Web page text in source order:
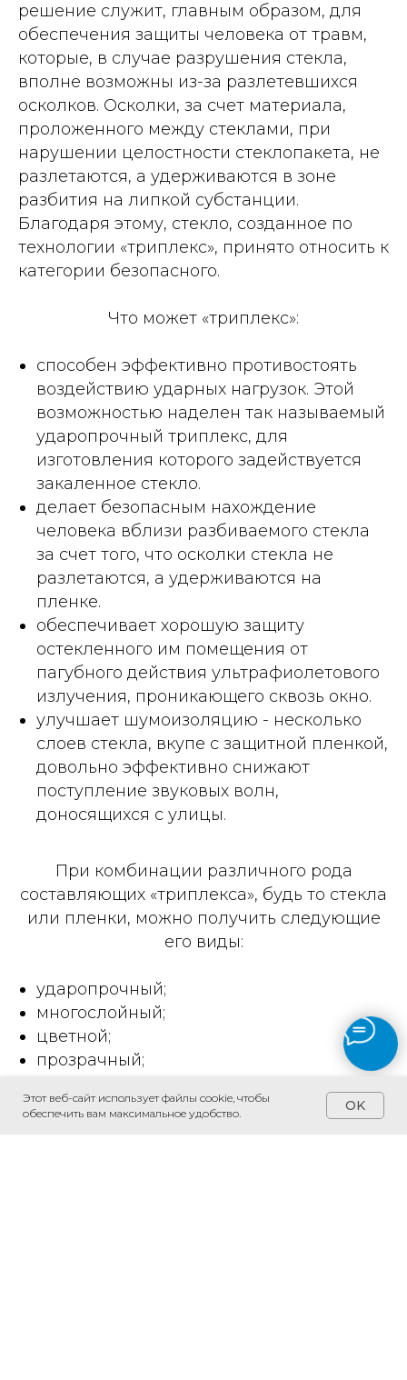
решение служит, главным образом, для
обеспечения защиты человека от травм,
которые, в случае разрушения стекла,
вполне возможны из-за разлетевшихся
осколков. Осколки, за счет материала,
проложенного между стеклами, при
нарушении целостности стеклопакета, не
разлетаются, а удерживаются в зоне
разбития на липкой субстанции.
Благодаря этому, стекло, созданное по
технологии «триплекс», принято относить к
категории безопасного.
Что может «триплекс»:
способен эффективно противостоять
воздействию ударных нагрузок. Этой
возможностью наделен так называемый
ударопрочный триплекс, для
изготовления которого задействуется
закаленное стекло.
делает безопасным нахождение
человека вблизи разбиваемого стекла
за счет того, что осколки стекла не
разлетаются, а удерживаются на
пленке.
обеспечивает хорошую защиту
остекленного им помещения от
пагубного действия ультрафиолетового
излучения, проникающего сквозь окно.
улучшает шумоизоляцию - несколько
слоев стекла, вкупе с защитной пленкой,
довольно эффективно снижают
поступление звуковых волн,
доносящихся с улицы.
При комбинации различного рода
составляющих «триплекса», будь то стекла
или пленки, можно получить следующие
его виды:
ударопрочный;
многослойный;
цветной;
прозрачный;
моллированный.
Этот веб-сайт использует файлы cookie, чтобы
обеспечить вам максимальное удобство.
OK